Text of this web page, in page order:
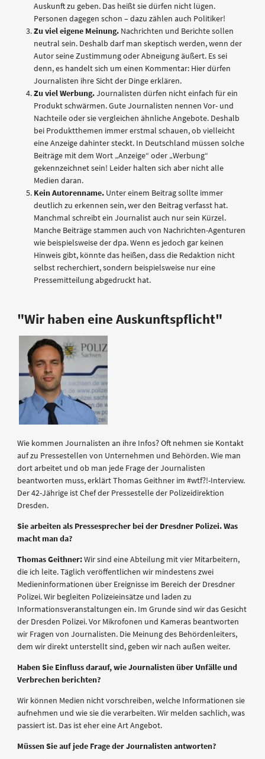
Auskunft zu geben. Das heißt sie dürfen nicht lügen.
Personen dagegen schon – dazu zählen auch Politiker!
Zu viel eigene Meinung.Nachrichten und Berichte sollen
neutral sein. Deshalb darf man skeptisch werden, wenn der
Autor seine Zustimmung oder Abneigung äußert. Es sei
denn, es handelt sich um einen Kommentar: Hier dürfen
Journalisten ihre Sicht der Dinge erklären.
Zu viel Werbung.Journalisten dürfen nicht einfach für ein
Produkt schwärmen. Gute Journalisten nennen Vor- und
Nachteile oder sie vergleichen ähnliche Angebote. Deshalb
bei Produktthemen immer erstmal schauen, ob vielleicht
eine Anzeige dahinter steckt. In Deutschland müssen solche
Beiträge mit dem Wort „Anzeige“ oder „Werbung“
gekennzeichnet sein! Leider halten sich aber nicht alle
Medien daran.
Kein Autorenname.Unter einem Beitrag sollte immer
deutlich zu erkennen sein, wer den Beitrag verfasst hat.
Manchmal schreibt ein Journalist auch nur sein Kürzel.
Manche Beiträge stammen auch von Nachrichten-Agenturen
wie beispielsweise der dpa. Wenn es jedoch gar keinen
Hinweis gibt, könnte das heißen, dass die Redaktion nicht
selbst recherchiert, sondern beispielsweise nur eine
Pressemitteilung abgedruckt hat.
"Wir haben eine Auskunftspflicht"
Wie kommen Journalisten an ihre Infos? Oft nehmen sie Kontakt
auf zu Pressestellen von Unternehmen und Behörden. Wie man
dort arbeitet und ob man jede Frage der Journalisten
beantworten muss, erklärt Thomas Geithner im #wtf?!-Interview.
Der 42-Jährige ist Chef der Pressestelle der Polizeidirektion
Dresden.
Sie arbeiten als Pressesprecher bei der Dresdner Polizei. Was
macht man da?
Thomas Geithner:Wir sind eine Abteilung mit vier Mitarbeitern,
die ich leite. Täglich veröffentlichen wir mindestens zwei
Medieninformationen über Ereignisse im Bereich der Dresdner
Polizei. Wir begleiten Polizeieinsätze und laden zu
Informationsveranstaltungen ein. Im Grunde sind wir das Gesicht
der Dresden Polizei. Vor Mikrofonen und Kameras beantworten
wir Fragen von Journalisten. Die Meinung des Behördenleiters,
dem wir direkt unterstellt sind, geben wir nach außen weiter.
Haben Sie Einfluss darauf, wie Journalisten über Unfälle und
Verbrechen berichten?
Wir können Medien nicht vorschreiben, welche Informationen sie
aufnehmen und wie sie die verarbeiten. Wir melden sachlich, was
passiert ist. Das ist eher eine Art Angebot.
Müssen Sie auf jede Frage der Journalisten antworten?